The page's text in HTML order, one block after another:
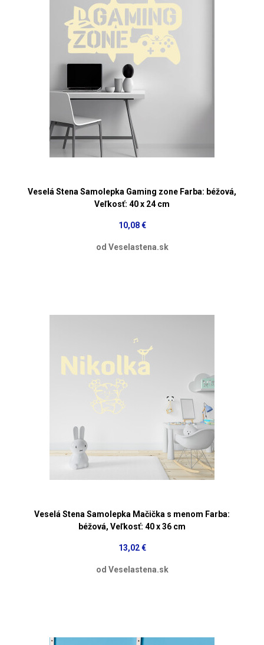
Veselá Stena Samolepka Gaming zone Farba: béžová,
Veľkosť: 40 x 24 cm
10,08 €
od Veselastena.sk
Veselá Stena Samolepka Mačička s menom Farba:
béžová, Veľkosť: 40 x 36 cm
13,02 €
od Veselastena.sk